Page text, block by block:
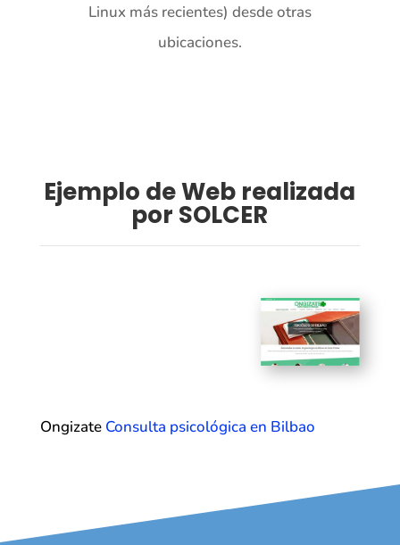
Linux más recientes) desde otras
ubicaciones.
Ejemplo de Web realizada
por SOLCER
Ongizate Consulta psicológica en Bilbao